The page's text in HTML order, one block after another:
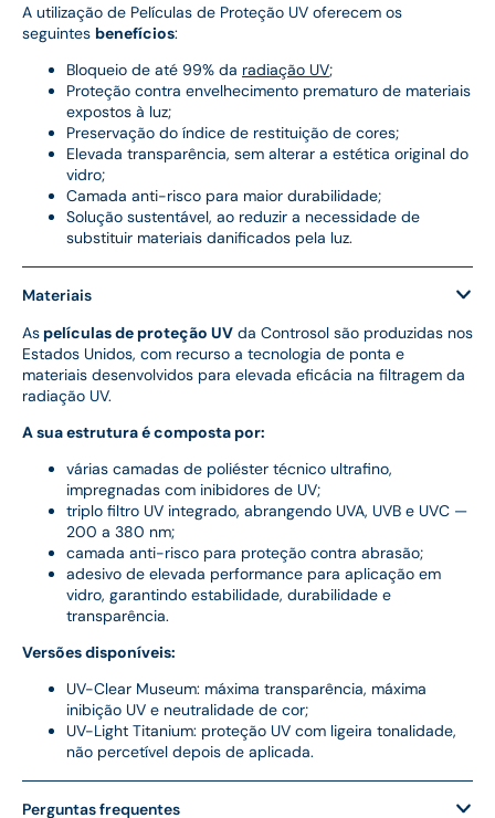
A utilização de Películas de Proteção UV oferecem os
seguintes benefícios:
Bloqueio de até 99% da radiação UV;
Proteção contra envelhecimento prematuro de materiais
expostos à luz;
Preservação do índice de restituição de cores;
Elevada transparência, sem alterar a estética original do
vidro;
Camada anti-risco para maior durabilidade;
Solução sustentável, ao reduzir a necessidade de
substituir materiais danificados pela luz.
Materiais
As películas de proteção UV da Controsol são produzidas nos
Estados Unidos, com recurso a tecnologia de ponta e
materiais desenvolvidos para elevada eficácia na filtragem da
radiação UV.
A sua estrutura é composta por:
várias camadas de poliéster técnico ultrafino,
impregnadas com inibidores de UV;
triplo filtro UV integrado, abrangendo UVA, UVB e UVC —
200 a 380 nm;
camada anti-risco para proteção contra abrasão;
adesivo de elevada performance para aplicação em
vidro, garantindo estabilidade, durabilidade e
transparência.
Versões disponíveis:
UV-Clear Museum: máxima transparência, máxima
inibição UV e neutralidade de cor;
UV-Light Titanium: proteção UV com ligeira tonalidade,
não percetível depois de aplicada.
Perguntas frequentes